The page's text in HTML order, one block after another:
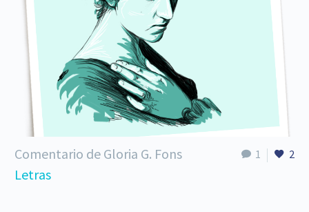
1 2
Comentario de Gloria G. Fons
Letras